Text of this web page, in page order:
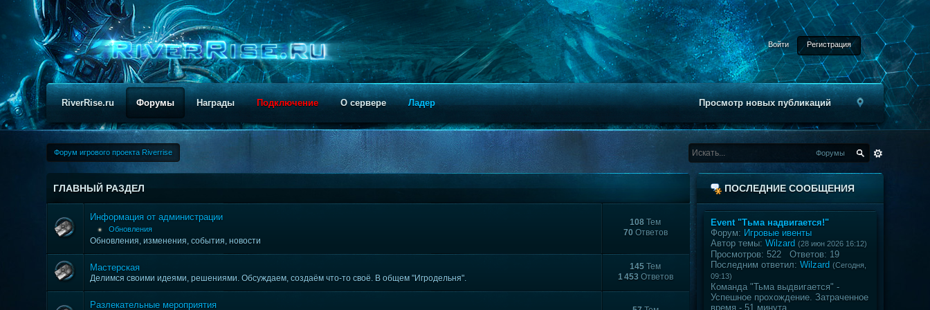
Войти Регистрация
Просмотр новых публикаций
RiverRise.ru Форумы Награды Подключение О сервере Ладер
Форум игрового проекта Riverrise Форумы
ГЛАВНЫЙ РАЗДЕЛ
Информация от администрации
Обновления
Обновления, изменения, события, новости
108 Тем
70 Ответов
Мастерская
Делимся своими идеями, решениями. Обсуждаем, создаём что-то своё. В общем "Игродельня".
145 Тем
1 453Ответов
Разлекательные мероприятия
ПОСЛЕДНИЕ СООБЩЕНИЯ
Event "Тьма надвигается!"
Форум: Игровые ивенты
Автор темы: Wilzard (28 июн 2026 16:12)
Просмотров: 522 Ответов: 19
Последним ответил: Wilzard (Сегодня,
09:13)
Команда "Тьма выдвигается" -
Успешное прохождение. Затраченное
время - 51 минута.